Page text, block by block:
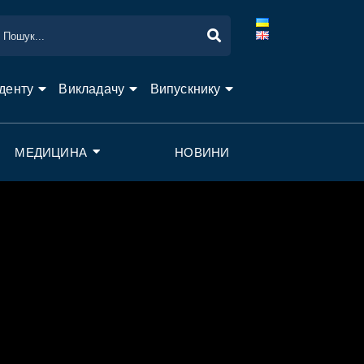
Викладачу Випускнику
МЕДИЦИНА НОВИНИ